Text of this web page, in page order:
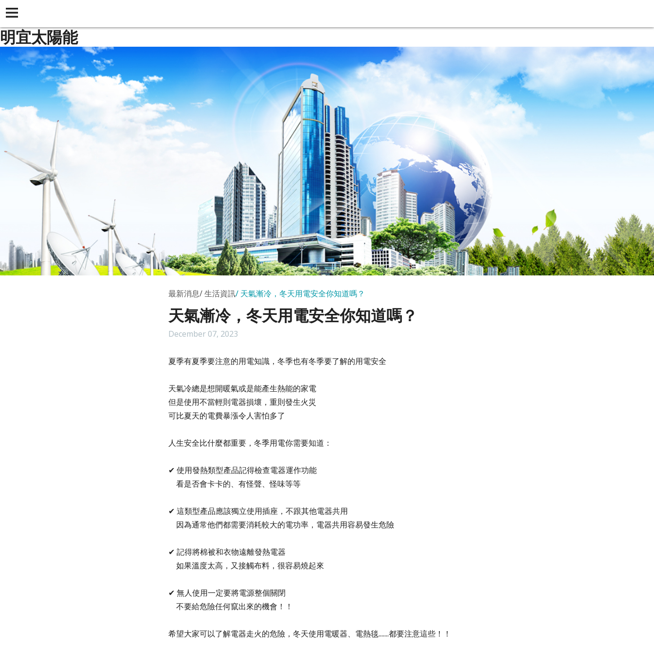
明宜太陽能
最新消息 生活資訊 天氣漸冷，冬天用電安全你知道嗎？
天氣漸冷，冬天用電安全你知道嗎？
December 07, 2023
夏季有夏季要注意的用電知識，冬季也有冬季要了解的用電安全
天氣冷總是想開暖氣或是能產生熱能的家電
但是使用不當輕則電器損壞，重則發生火災
可比夏天的電費暴漲令人害怕多了
人生安全比什麼都重要 ，冬季用電你需要知道：
✔ 使用發熱類型產品記得檢查電器運作功能
看是否會卡卡的、有怪聲、怪味等等
✔ 這類型產品應該獨立使用插座，不跟其他電器共用
因為通常他們都需要消耗較大的電功率 ，電器共用容易發生危險
✔ 記得將棉被和衣物遠離發熱電器
如果溫度太高，又接觸布料，很容易燒起來
✔ 無人使用一定要將電源整個關閉
不要給危險任何竄出來的機會！！
希望大家可以了解電器走火的危險，冬天使用電暖器、電熱毯.......都要注意這些！！